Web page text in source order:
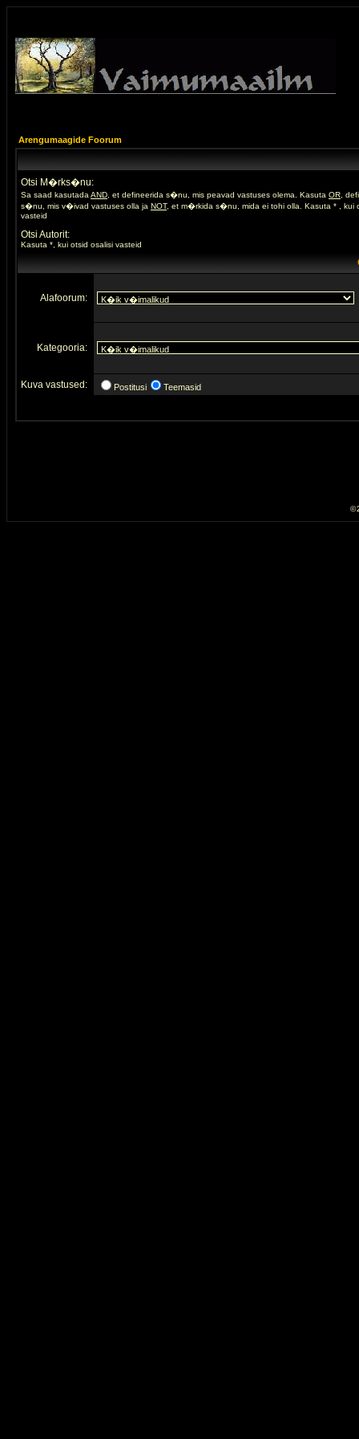
Arengumaagide Foorum
Otsi M�rks�nu:
Sa saad kasutada AND , et defineerida s�nu, mis peavad vastuses olema. Kasuta OR ,
s�nu, mis v�ivad vastuses olla ja NOT, et m�rkida s�nu, mida ei tohi olla. Kasuta * , kui
vasteid
Otsi Autorit:
Kasuta *, kui otsid osalisi vasteid
Alafoorum:
Kategooria:
Kuva vastused: Postitusi Teemasid
©